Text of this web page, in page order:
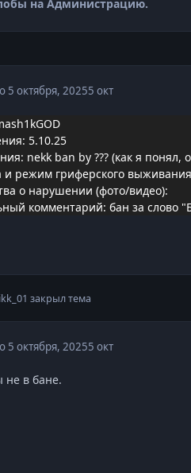
на Администрацию.
5 октября, 20255 окт
5.10.25
nekk ban by ??? (как я понял,
и режим гриферского
о нарушении (фото/видео):
комментарий: бан за слово
закрыл тема
5 октября, 20255 окт
не в бане.